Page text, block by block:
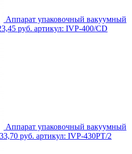
Аппарат упаковочный вакуумный
руб. артикул: IVP-400/CD
Аппарат упаковочный вакуумный
руб. артикул: IVP-430PT/2